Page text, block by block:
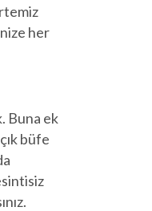
her
Buna ek
büfe